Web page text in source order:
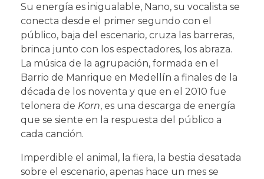
Su energía es inigualable, Nano, su vocalista se
conecta desde el primer segundo con el
público, baja del escenario, cruza las barreras,
brinca junto con los espectadores, los abraza.
La música de la agrupación, formada en el
Barrio de Manrique en Medellín a finales de la
década de los noventa y que en el 2010 fue
telonera de Korn, es una descarga de energía
que se siente en la respuesta del público a
cada canción.
Imperdible el animal, la fiera, la bestia desatada
sobre el escenario, apenas hace un mes se